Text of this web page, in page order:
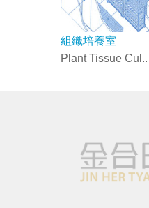
組織培養室
Plant Tissue Cul..